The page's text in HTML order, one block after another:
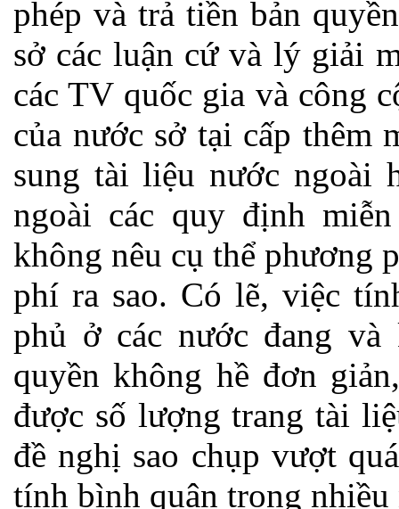
phép và trả tiền bản
sở các luận cứ và lý giải
các TV quốc gia và công
của nước sở tại cấp thêm
sung tài liệu nước ngoài
ngoài các quy định
không nêu cụ thể phương
phí ra sao. Có lẽ, việc
phủ ở các nước đang
quyền không hề đơn
được số lượng trang tài
đề nghị sao chụp vượt
tính bình quân trong nhiều